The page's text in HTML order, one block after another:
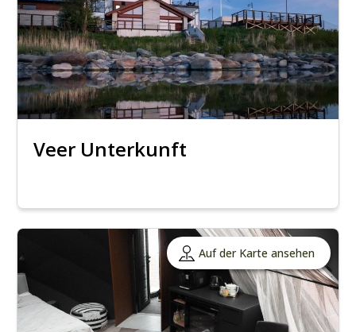
Veer Unterkunft
Auf der Karte ansehen